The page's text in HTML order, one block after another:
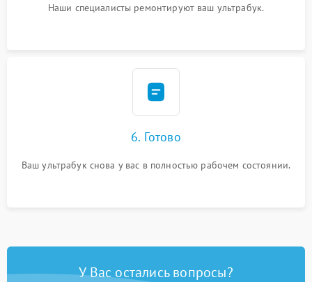
Наши специалисты ремонтируют ваш ультрабук.
6. Готово
Ваш ультрабук снова у вас в полностью рабочем состоянии.
У Вас остались вопросы?